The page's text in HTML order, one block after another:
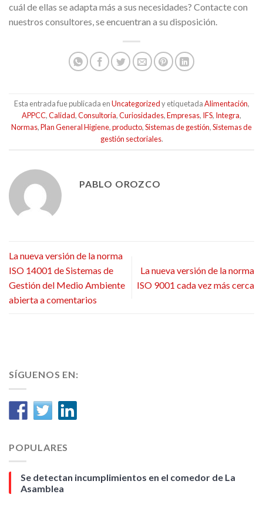
cuál de ellas se adapta más a sus necesidades? Contacte con
nuestros consultores, se encuentran a su disposición.
Esta entrada fue publicada enUncategorizedy etiquetadaAlimentación,
APPCC,Calidad,Consultoría,Curiosidades,Empresas, IFS, Integra,
Normas,Plan General Higiene,producto,Sistemas de gestión,Sistemas de
gestión sectoriales.
PABLO OROZCO
La nueva versión de la norma
ISO 14001 de Sistemas de
Gestión del Medio Ambiente
abierta a comentarios
La nueva versión de la norma
ISO 9001 cada vez más cerca
SÍGUENOS EN:
POPULARES
Se detectan incumplimientos en el comedor de La
Asamblea